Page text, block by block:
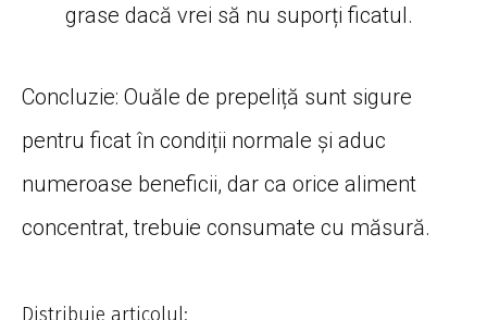
grase dacă vrei să nu suporți ficatul.
Concluzie: Ouăle de prepeliță sunt sigure
pentru ficat în condiții normale și aduc
numeroase beneficii, dar ca orice aliment
concentrat, trebuie consumate cu măsură.
Distribuie articolul: